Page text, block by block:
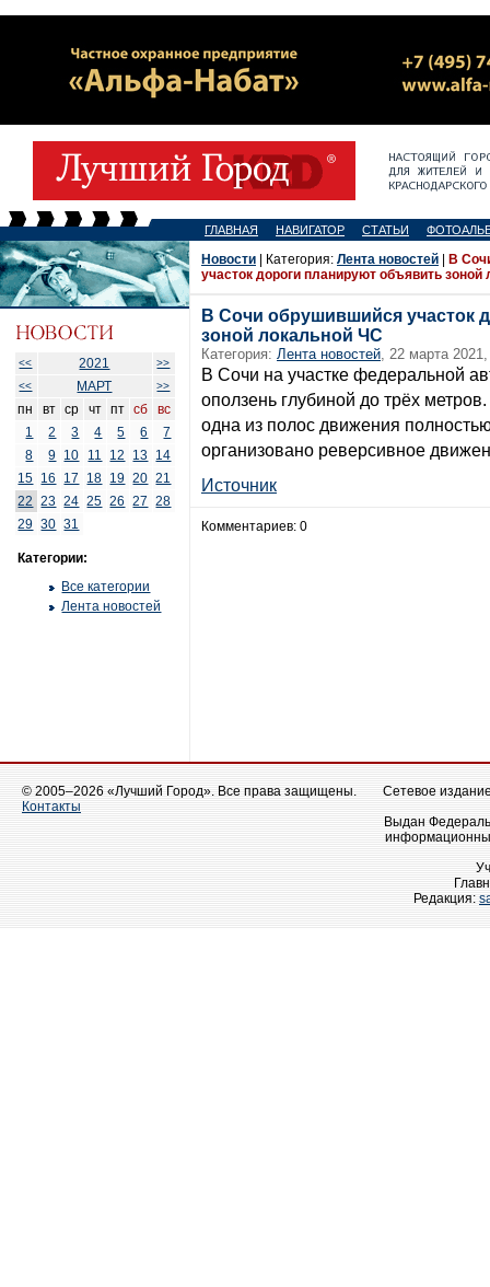
ГЛАВНАЯ НАВИГАТОР СТАТЬИ
<< 2021
>>
<<
МАРТ >>
пн вт ср чт пт сб
вс
1
2 3 4 5 6
7
8
9 10 11 12 13 14
15 16 17 18 19 20 21
22
23 24 25 26 27
28
29 30 31
Категории:
Все категории
Лента новостей
Новости | Категория: Лента новостей
В
участок дороги планируют объявить зоной
В Сочи обрушившийся участок
зоной локальной ЧС
Категория: Лента новостей, 22 марта
В Сочи на участке федеральной
оползень глубиной до трёх
одна из полос движения
организовано реверсивное
Источник
Комментариев: 0
© 2005–2026 «Лучший Город». Все права защищены.
Контакты
Сетевое
Выдан
Редакция: